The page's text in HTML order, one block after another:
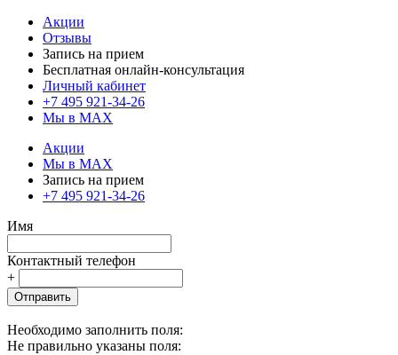
Акции
Отзывы
Запись на прием
Бесплатная онлайн-консультация
Личный кабинет
+7 495 921-34-26
Мы в MAX
Акции
Мы в MAX
Запись на прием
+7 495 921-34-26
Имя
Контактный телефон
+
Отправить
Необходимо заполнить поля:
Не правильно указаны поля: